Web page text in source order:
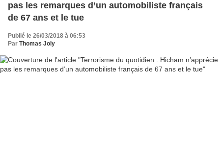
pas les remarques d’un automobiliste français
de 67 ans et le tue
Publié le 26/03/2018 à 06:53
Par Thomas Joly